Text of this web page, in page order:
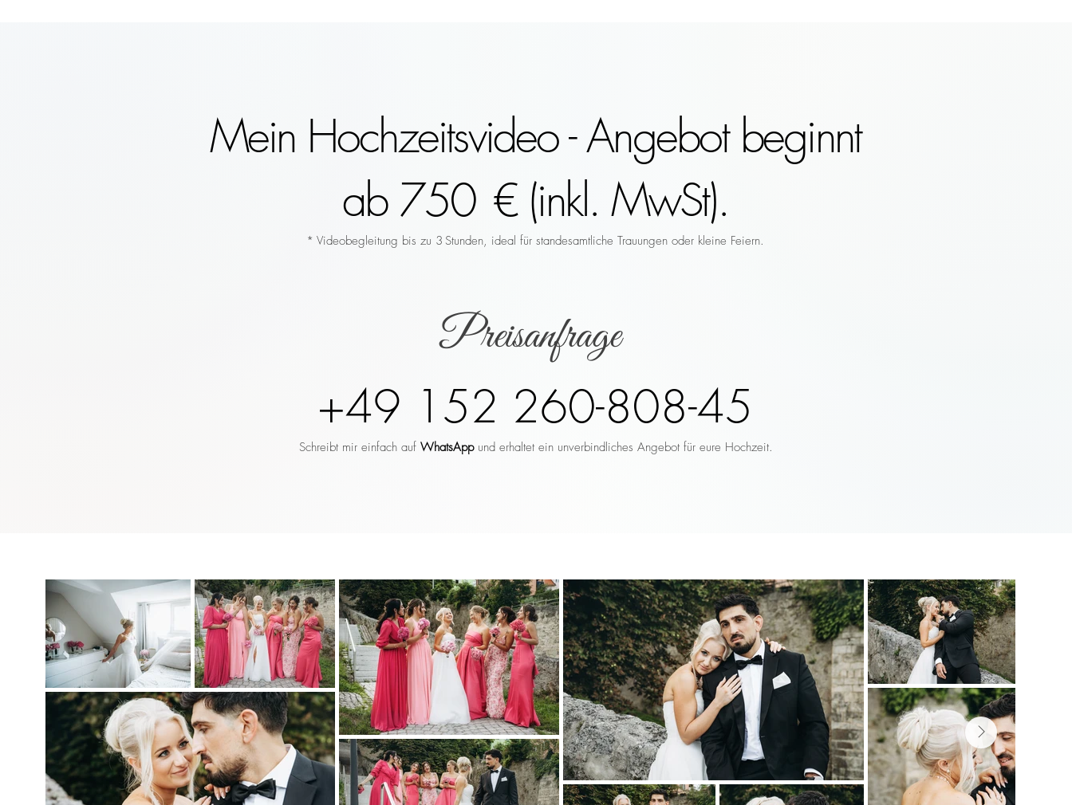
Mein Hochzeitsvideo - Angebot beginnt
ab 750 € (inkl. MwSt).
* Videobegleitung bis zu 3 Stunden, ideal für standesamtliche Trauungen oder kleine Feiern.
Preisanfrage
+49 152 260-808-45
Schreibt mir einfach auf WhatsAppund erhaltet ein unverbindliches Angebot für eure Hochzeit.